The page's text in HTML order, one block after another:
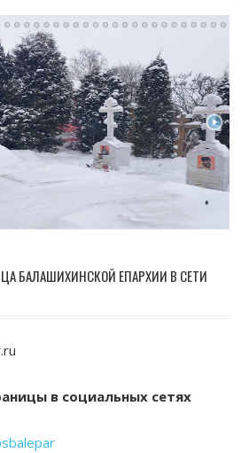
БАЛАШИХИНСКОЙ ЕПАРХИИ В СЕТИ
в социальных сетях